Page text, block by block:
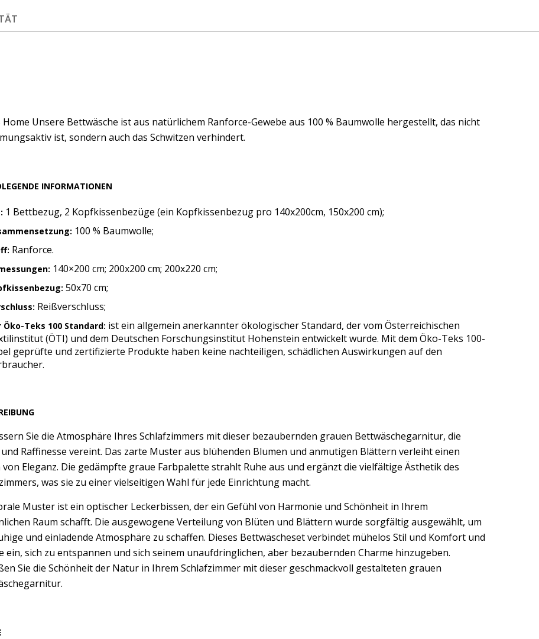
Home Unsere Bettwäsche ist aus natürlichem Ranforce-Gewebe aus 100 % Baumwolle hergestellt, das nicht
ist, sondern auch das Schwitzen verhindert.
INFORMATIONEN
1 Bettbezug, 2 Kopfkissenbezüge (ein Kopfkissenbezug pro 140x200cm, 150x200 cm);
100 % Baumwolle;
Ranforce.
140×200 cm; 200x200 cm; 200x220 cm;
50x70 cm;
Reißverschluss;
Öko-Teks 100 Standard: ist ein allgemein anerkannter ökologischer Standard, der vom Österreichischen
(ÖTI) und dem Deutschen Forschungsinstitut Hohenstein entwickelt wurde. Mit dem Öko-Teks 100-
geprüfte und zertifizierte Produkte haben keine nachteiligen, schädlichen Auswirkungen auf den
Sie die Atmosphäre Ihres Schlafzimmers mit dieser bezaubernden grauen Bettwäschegarnitur, die
Raffinesse vereint. Das zarte Muster aus blühenden Blumen und anmutigen Blättern verleiht einen
von Eleganz. Die gedämpfte graue Farbpalette strahlt Ruhe aus und ergänzt die vielfältige Ästhetik des
was sie zu einer vielseitigen Wahl für jede Einrichtung macht.
Muster ist ein optischer Leckerbissen, der ein Gefühl von Harmonie und Schönheit in Ihrem
Raum schafft. Die ausgewogene Verteilung von Blüten und Blättern wurde sorgfältig ausgewählt, um
und einladende Atmosphäre zu schaffen. Dieses Bettwäscheset verbindet mühelos Stil und Komfort und
ein, sich zu entspannen und sich seinem unaufdringlichen, aber bezaubernden Charme hinzugeben.
Sie die Schönheit der Natur in Ihrem Schlafzimmer mit dieser geschmackvoll gestalteten grauen